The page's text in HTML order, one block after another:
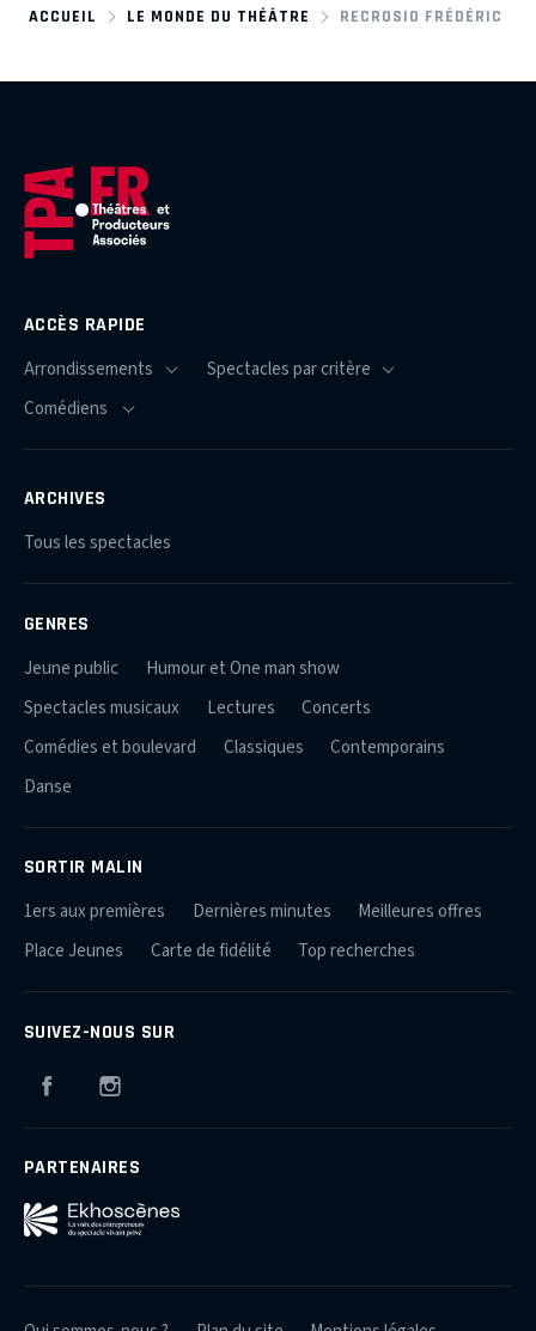
ACCUEIL LE MONDE DU THÉÂTRE RECROSIO FRÉDÉRIC
ACCÈS RAPIDE
ARCHIVES
Tous les spectacles
GENRES
Jeune public
Humour et One man show
Spectacles musicaux
Lectures
Concerts
Comédies et boulevard
Classiques
Contemporains
Danse
SORTIR MALIN
1ers aux premières Dernières minutes
Meilleures offres
Place Jeunes
Carte de fidélité Top recherches
SUIVEZ-NOUS SUR
Facebook
PARTENAIRES